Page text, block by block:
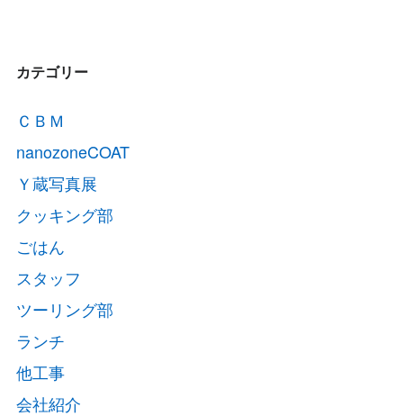
カテゴリー
ＣＢＭ
nanozoneCOAT
Ｙ蔵写真展
クッキング部
ごはん
スタッフ
ツーリング部
ランチ
他工事
会社紹介